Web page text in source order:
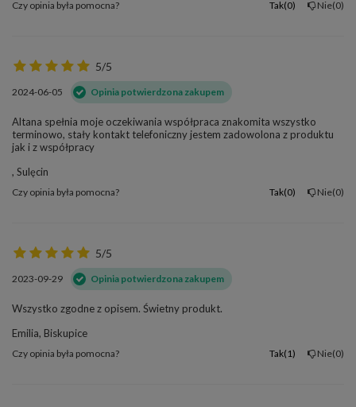
Czy opinia była pomocna? Tak 0 Nie 0
5/5
2024-06-05 Opinia potwierdzona zakupem
Altana spełnia moje oczekiwania współpraca znakomita wszystko
terminowo, stały kontakt telefoniczny jestem zadowolona z produktu
jak i z współpracy
, Sulęcin
Czy opinia była pomocna? Tak 0 Nie 0
5/5
2023-09-29 Opinia potwierdzona zakupem
Wszystko zgodne z opisem. Świetny produkt.
Emilia, Biskupice
Czy opinia była pomocna? Tak 1 Nie 0